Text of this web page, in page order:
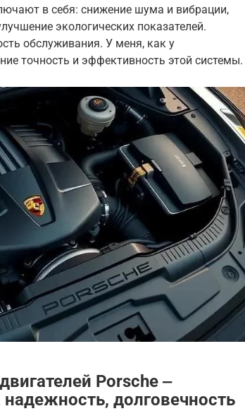
в себя: снижение шума и вибрации,
экологических показателей.
обслуживания. У меня, как у
точность и эффективность этой системы.
Porsche ‒
долговечность